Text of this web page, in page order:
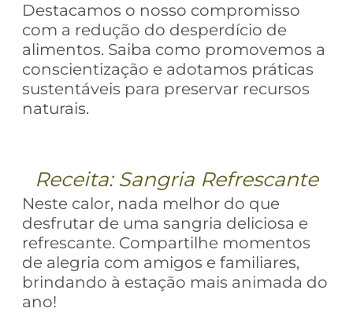
Destacamos o nosso compromisso
com a redução do desperdício de
alimentos. Saiba como promovemos a
conscientização e adotamos práticas
sustentáveis para preservar recursos
naturais.
Receita: Sangria Refrescante
Neste calor, nada melhor do que
desfrutar de uma sangria deliciosa e
refrescante. Compartilhe momentos
de alegria com amigos e familiares,
brindando à estação mais animada do
ano!